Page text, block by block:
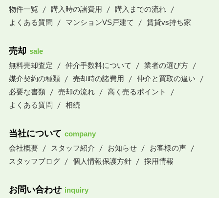
物件一覧
購入時の諸費用
購入までの流れ
よくある質問
マンションVS戸建て 賃貸vs持ち家
売却 sale
無料売却査定
仲介手数料について
業者の選び方
媒介契約の種類
売却時の諸費用
仲介と買取の違い
必要な書類
売却の流れ
高く売るポイント
よくある質問
相続
当社について company
会社概要
スタッフ紹介 お知らせ
お客様の声
スタッフブログ
個人情報保護方針 採用情報
お問い合わせ inquiry